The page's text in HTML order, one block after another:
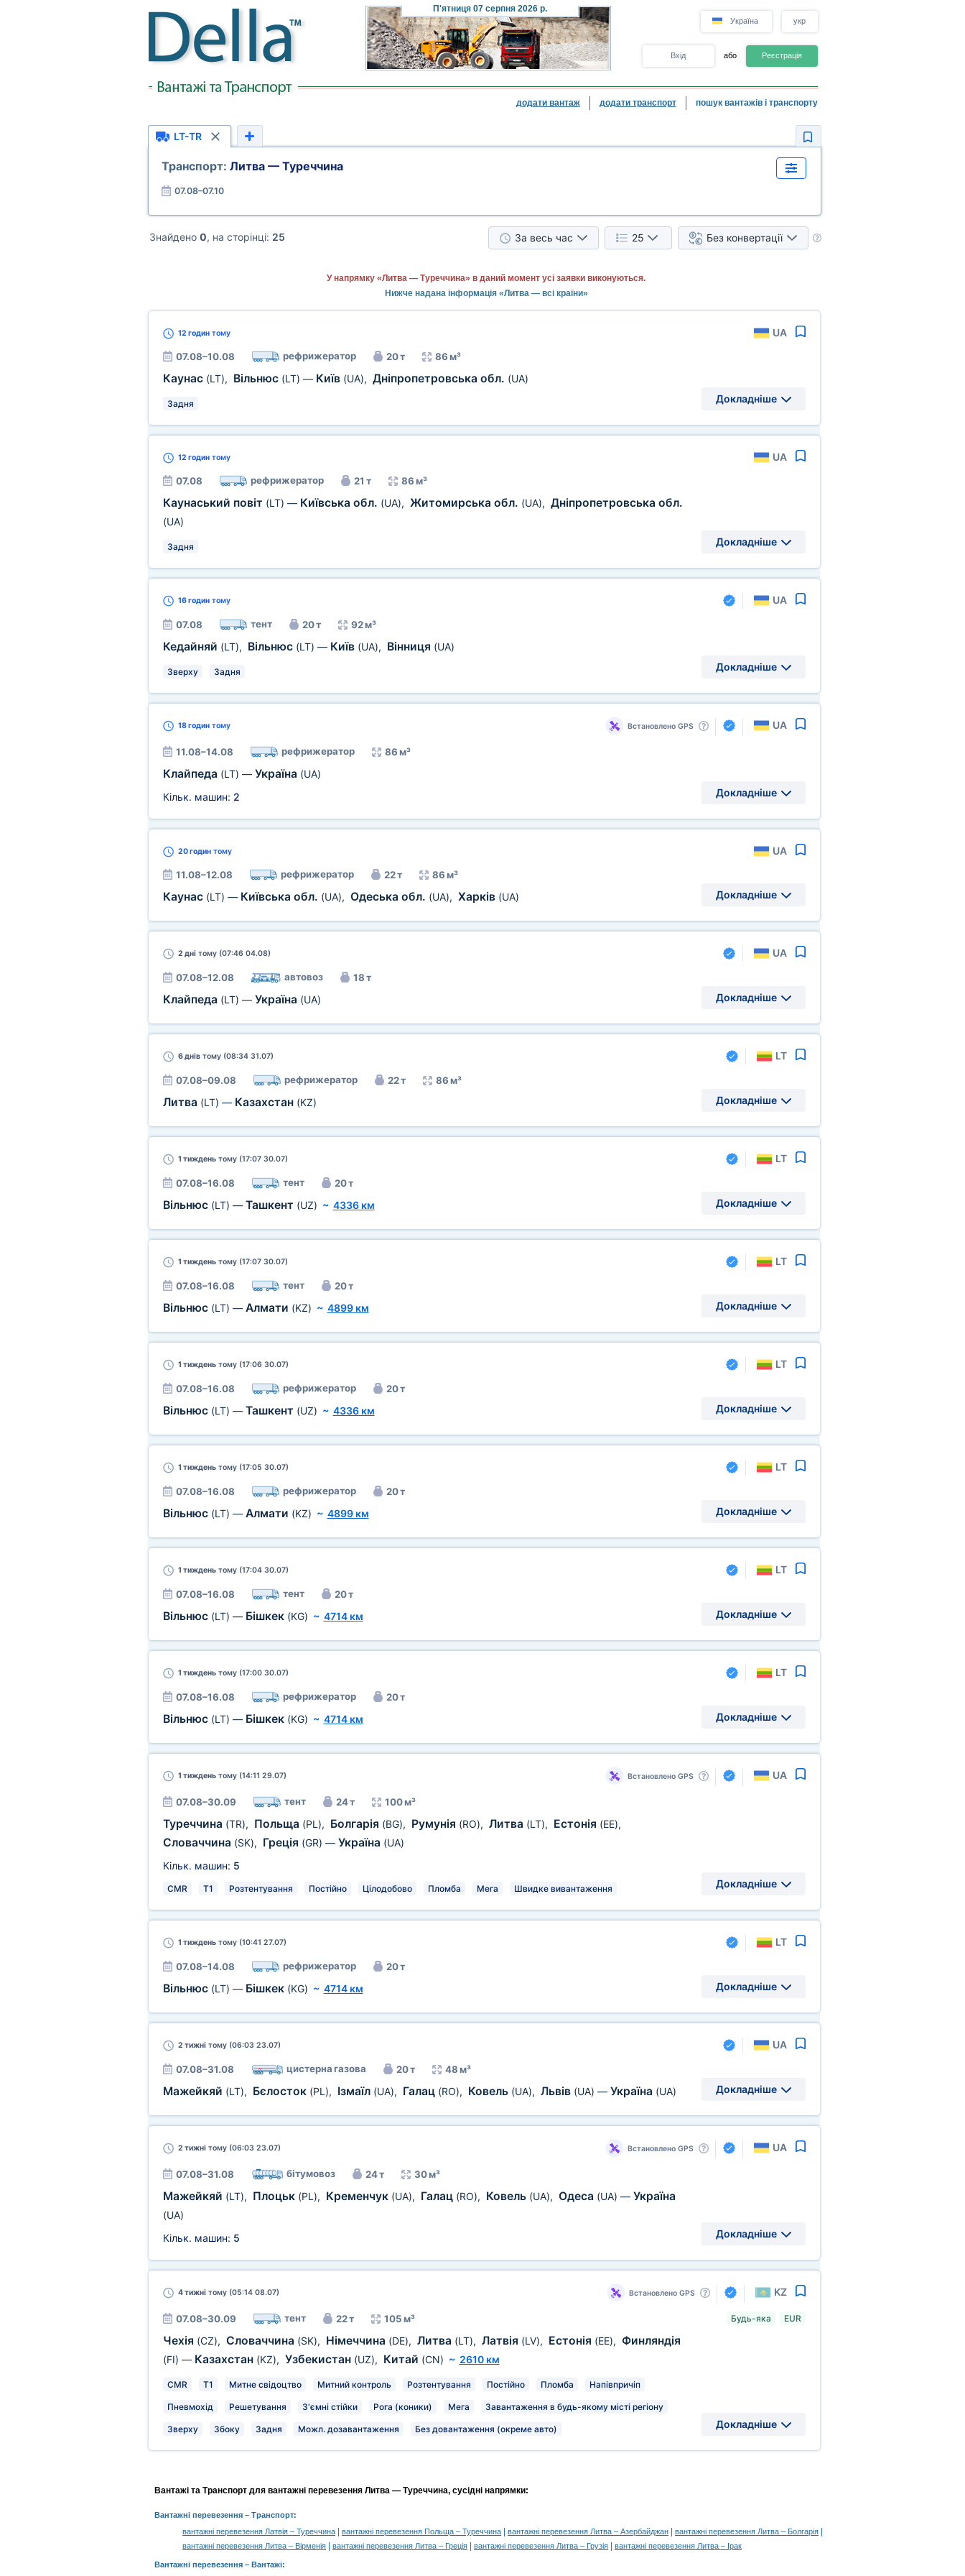
П'ятниця07 серпня 2026 р.
Україна укр
Вхід або Реєстрація
додати вантаж додати транспорт пошук вантажів і транспорту
LT-TR
Транспорт: Литва — Туреччина
07.08–07.10
Знайдено 0, на сторінці: 25 За весь час 25 Без конвертації
У напрямку «Литва — Туреччина» в даний момент усі заявки виконуються.
Нижче надана інформація «Литва — всі країни»
12 годинтому UA
07.08–10.08 рефрижератор 20 т 86 м³
Каунас (LT), Вільнюс (LT) — Київ (UA), Дніпропетровська обл. (UA)
Задня Докладніше
12 годинтому UA
07.08 рефрижератор 21 т 86 м³
Каунаський повіт (LT) — Київська обл. (UA), Житомирська обл. (UA), Дніпропетровська обл.
(UA)
Задня Докладніше
16 годинтому UA
07.08 тент 20 т 92 м³
Кедайняй (LT), Вільнюс (LT) — Київ (UA), Вінниця (UA)
Зверху Задня Докладніше
18 годинтому Встановлено GPS UA
11.08–14.08 рефрижератор 86 м³
Клайпеда (LT) — Україна (UA)
Кільк. машин: 2 Докладніше
20 годинтому UA
11.08–12.08 рефрижератор 22 т 86 м³
Каунас (LT) — Київська обл. (UA), Одеська обл. (UA), Харків (UA) Докладніше
2 днітому (07:46 04.08) UA
07.08–12.08 автовоз 18 т
Клайпеда (LT) — Україна (UA) Докладніше
6 днівтому (08:34 31.07) LT
07.08–09.08 рефрижератор 22 т 86 м³
Литва (LT) — Казахстан (KZ) Докладніше
1 тижденьтому (17:07 30.07) LT
07.08–16.08 тент 20 т
Вільнюс (LT) — Ташкент (UZ) ~ 4336 км Докладніше
1 тижденьтому (17:07 30.07) LT
07.08–16.08 тент 20 т
Вільнюс (LT) — Алмати (KZ) ~ 4899 км Докладніше
1 тижденьтому (17:06 30.07) LT
07.08–16.08 рефрижератор 20 т
Вільнюс (LT) — Ташкент (UZ) ~ 4336 км Докладніше
1 тижденьтому (17:05 30.07) LT
07.08–16.08 рефрижератор 20 т
Вільнюс (LT) — Алмати (KZ) ~ 4899 км Докладніше
1 тижденьтому (17:04 30.07) LT
07.08–16.08 тент 20 т
Вільнюс (LT) — Бішкек (KG) ~ 4714 км Докладніше
1 тижденьтому (17:00 30.07) LT
07.08–16.08 рефрижератор 20 т
Вільнюс (LT) — Бішкек (KG) ~ 4714 км Докладніше
1 тижденьтому (14:11 29.07) Встановлено GPS UA
07.08–30.09 тент 24 т 100 м³
Туреччина (TR), Польща (PL), Болгарія (BG), Румунія (RO), Литва (LT), Естонія (EE),
Словаччина (SK), Греція (GR) — Україна (UA)
Кільк. машин: 5
CMR T1 Розтентування Постійно Цілодобово Пломба Мега Швидке вивантаження Докладніше
1 тижденьтому (10:41 27.07) LT
07.08–14.08 рефрижератор 20 т
Вільнюс (LT) — Бішкек (KG) ~ 4714 км Докладніше
2 тижнітому (06:03 23.07) UA
07.08–31.08 цистерна газова 20 т 48 м³
Мажейкяй (LT), Бєлосток (PL), Ізмаїл (UA), Галац (RO), Ковель (UA), Львів (UA) — Україна (UA) Докладніше
2 тижнітому (06:03 23.07) Встановлено GPS UA
07.08–31.08 бітумовоз 24 т 30 м³
Мажейкяй (LT), Плоцьк (PL), Кременчук (UA), Галац (RO), Ковель (UA), Одеса (UA) — Україна
(UA)
Кільк. машин: 5 Докладніше
4 тижнітому (05:14 08.07) Встановлено GPS KZ
07.08–30.09 тент 22 т 105 м³
Чехія (CZ), Словаччина (SK), Німеччина (DE), Литва (LT), Латвія (LV), Естонія (EE), Финляндія
(FI) — Казахстан (KZ), Узбекистан (UZ), Китай (CN) ~ 2610 км
CMR T1 Митне свідоцтво Митний контроль Розтентування Постійно Пломба Напівпричіп
Пневмохід Решетування З'ємні стійки Рога (коники) Мега Завантаження в будь-якому місті регіону
Зверху Збоку Задня Можл. дозавантаження Без довантаження (окреме авто)
Будь-яка EUR
Докладніше
Вантажі та Транспорт для вантажні перевезення Литва — Туреччина, сусідні напрямки:
Вантажні перевезення – Транспорт:
вантажні перевезення Латвія – Туреччина
вантажні перевезення Польща – Туреччина вантажні перевезення Литва – Азербайджан вантажні перевезення Литва – Болгарія
вантажні перевезення Литва – Вірменія вантажні перевезення Литва – Греція вантажні перевезення Литва – Грузія вантажні перевезення Литва – Ірак
Вантажні перевезення – Вантажі: